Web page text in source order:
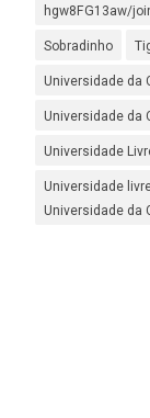
hgw8FG13aw/
Sobradinho
Universidade da
Universidade da
Universidade
Universidade
Universidade da